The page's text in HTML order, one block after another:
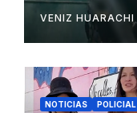
VENIZ HUARACHI
NOTICIAS POLICIAL